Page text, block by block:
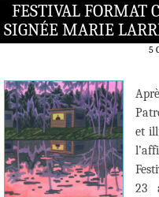
FESTIVAL FORMAT
SIGNÉE MARIE
5
et
23